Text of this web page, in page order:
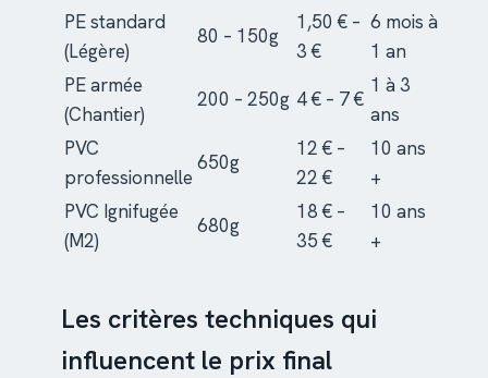
PE standard
(Légère)
80 – 150g
1,50 € –
3 €
6 mois à
1 an
PE armée
(Chantier)
200 – 250g 4 € – 7 €
1 à 3
ans
PVC
professionnelle
650g
12 € –
22 €
10 ans
+
PVC Ignifugée
(M2)
680g
18 € –
35 €
10 ans
+
Les critères techniques qui
influencent le prix final